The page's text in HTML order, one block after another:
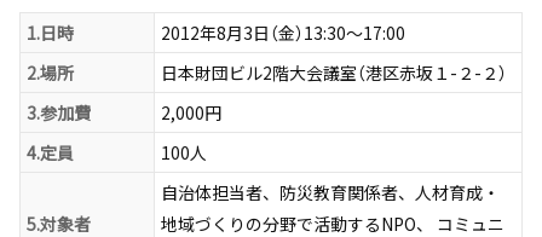
1.日時
2012年8月3日（金）13:30〜17:00
2.場所
日本財団ビル2階大会議室（港区赤坂１-２-２）
3.参加費
2,000円
4.定員
100人
5.対象者
自治体担当者、防災教育関係者、人材育成・
地域づくりの分野で活動するNPO、 コミュニ